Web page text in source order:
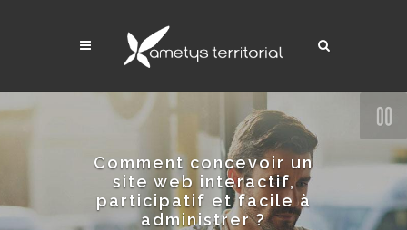
Comment concevoir un
site web interactif,
participatif et facile à
administrer ?
Pause